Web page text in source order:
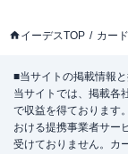
イーデスTOP カー
■当サイトの掲載情報
当サイトでは、掲載各
で収益を得ております
おける提携事業者サー
受けておりません。カ